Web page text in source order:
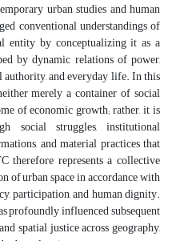
urban studies and human
conventional understandings of
entity by conceptualizing it as a
by dynamic relations of power,
and everyday life. In this
merely a container of social
of economic growth; rather, it is
social struggles, institutional
and material practices that
therefore represents a collective
of urban space in accordance with
participation, and human dignity.
profoundly influenced subsequent
spatial justice across geography,